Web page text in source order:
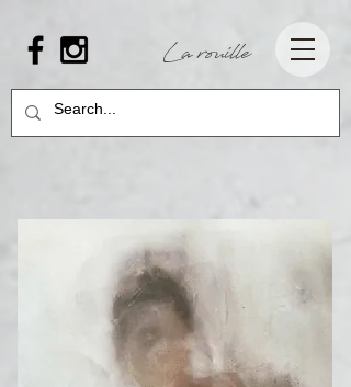
La rouille